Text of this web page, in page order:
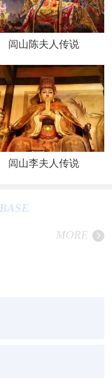
闾山陈夫人传说
闾山李夫人传说
BASE
MORE